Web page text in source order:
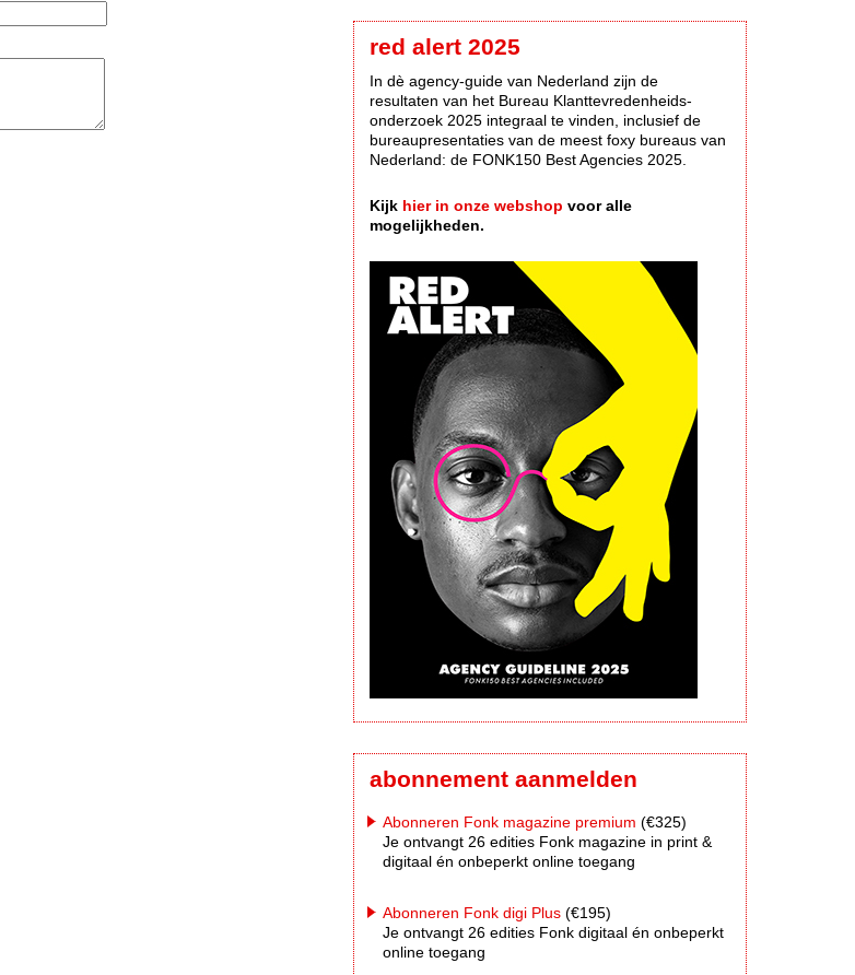
red alert 2025
In dè agency-guide van Nederland zijn de
resultaten van het Bureau Klanttevredenheids-
onderzoek 2025 integraal te vinden, inclusief de
bureaupresentaties van de meest foxy bureaus van
Nederland: de FONK150 Best Agencies 2025.
Kijk hier in onze webshop voor alle
mogelijkheden.
abonnement aanmelden
Abonneren Fonk magazine premium (€325)
Je ontvangt 26 edities Fonk magazine in print &
digitaal én onbeperkt online toegang
Abonneren Fonk digi Plus (€195)
Je ontvangt 26 edities Fonk digitaal én onbeperkt
online toegang